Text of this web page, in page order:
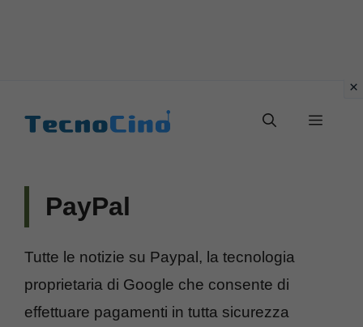
Menu
PayPal
Tutte le notizie su Paypal, la tecnologia
proprietaria di Google che consente di
effettuare pagamenti in tutta sicurezza